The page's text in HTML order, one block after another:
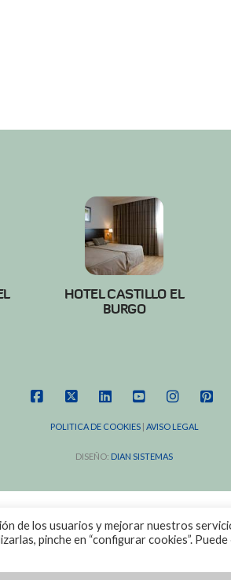
HOTEL CASTILLO EL
BURGO
POLITICA DE COOKIES| AVISO LEGAL
DISEÑO: DIAN SISTEMAS
de los usuarios y mejorar nuestros
pinche en “configurar cookies”.